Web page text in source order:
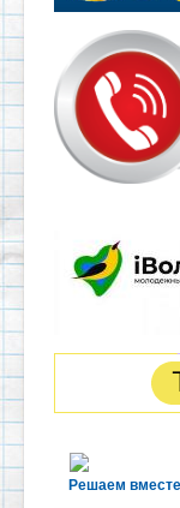
Решаем вместе